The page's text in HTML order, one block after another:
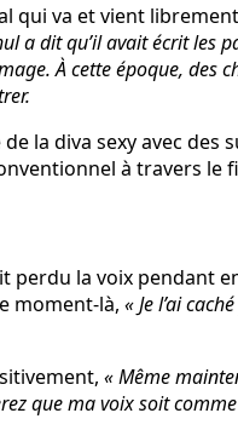
qui va et vient
a dit qu’il avait écrit les
À cette époque,
la diva sexy avec
à travers le
perdu la voix pendant
moment-là, « Je l’ai
« Même
que ma voix soit